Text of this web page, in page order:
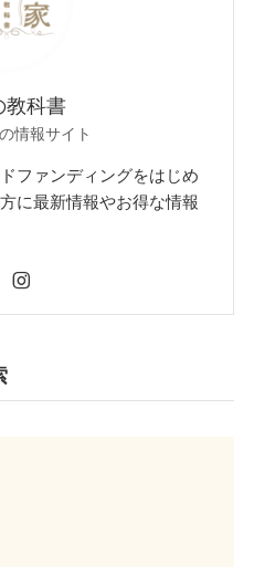
教科書
情報サイト
ファンディングをはじめ
に最新情報やお得な情報